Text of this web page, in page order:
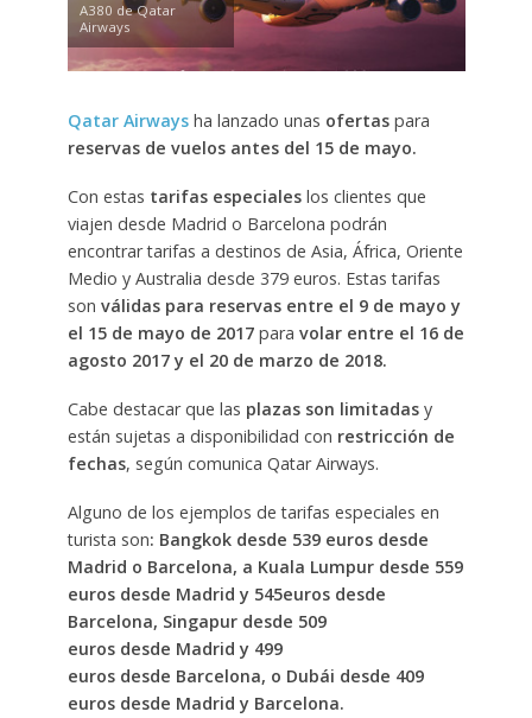
A380 de Qatar
Airways
Qatar Airwaysha lanzado unas ofertaspara
reservas de vuelos antes del 15 de mayo.
Con estas tarifas especialeslos clientes que
viajen desde Madrid o Barcelona podrán
encontrar tarifas a destinos de Asia, África, Oriente
Medio y Australia desde 379 euros. Estas tarifas
son válidas para reservas entre el 9 de mayo y
el 15 de mayo de 2017 para volar entre el 16 de
agosto 2017 y el 20 de marzo de 2018.
Cabe destacar que las plazas son limitadasy
están sujetas a disponibilidad con restricción de
fechas, según comunica Qatar Airways.
Alguno de los ejemplos de tarifas especiales en
turista son: Bangkok desde 539 euros desde
Madrid o Barcelona, a Kuala Lumpur desde 559
euros desde Madrid y 545euros desde
Barcelona, Singapur desde 509
euros desde Madrid y 499
euros desde Barcelona, o Dubái desde 409
euros desde Madrid y Barcelona.